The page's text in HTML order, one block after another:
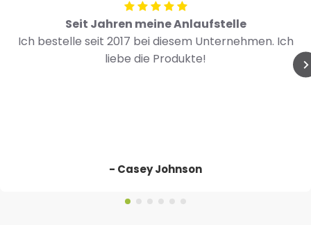
Seit Jahren meine Anlaufstelle
Ich bestelle seit 2017 bei diesem Unternehmen. Ich
liebe die Produkte!
- Casey Johnson